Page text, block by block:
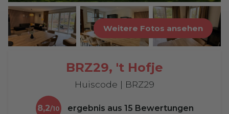
Weitere Fotos ansehen
BRZ29, 't Hofje
Huiscode | BRZ29
8,2 ergebnis aus 15 Bewertungen